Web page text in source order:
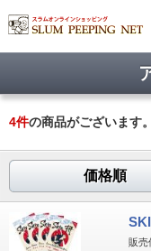
4件の商品がございます。
価格順
販売